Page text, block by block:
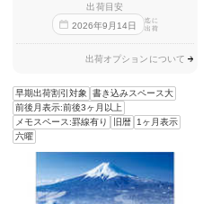
出荷目安
2026年9 月 14日
迄に
出荷
出荷オプションについて
早期出荷割引対象
書き込みスペース大
前後月表示:前後3ヶ月以上
メモスペース:罫線有り
旧暦
1ヶ月表示
六曜